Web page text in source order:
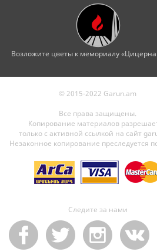
Возложите цветы к мемориалу
© 2015-2022 Garun.am
Все права защищены.
Копирование материалов
только с активной ссылкой на сайт
Незаконное копирование преследуется
Следите за нами